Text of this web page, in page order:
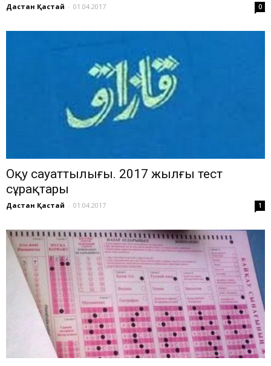
Дастан Қастай - 01.04.2017 0
Оқу сауаттылығы. 2017 жылғы тест
сұрақтары
Дастан Қастай - 01.04.2017 1